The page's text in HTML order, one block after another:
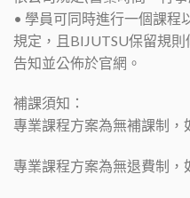
• 學員可同時進行一個課程
規定，且BIJUTSU保留規
告知並公佈於官網。
補課須知：
專業課程方案為無補課制，
專業課程方案為無退費制，